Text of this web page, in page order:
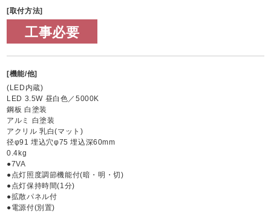
[取付方法]
工事必要
[機能/他]
(LED内蔵)
LED 3.5W 昼白色／5000K
鋼板 白塗装
アルミ 白塗装
アクリル 乳白(マット)
径φ91 埋込穴φ75 埋込深60mm
0.4kg
●7VA
●点灯照度調節機能付(暗・明・切)
●点灯保持時間(1分)
●拡散パネル付
●電源付(別置)